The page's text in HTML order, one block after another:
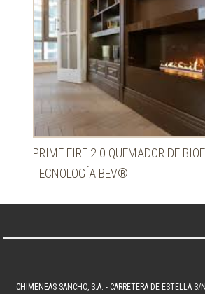
PRIME FIRE 2.0 QUEMADOR DE
TECNOLOGÍA BEV®
CHIMENEAS SANCHO, S.A. - CARRETERA DE ESTELLA